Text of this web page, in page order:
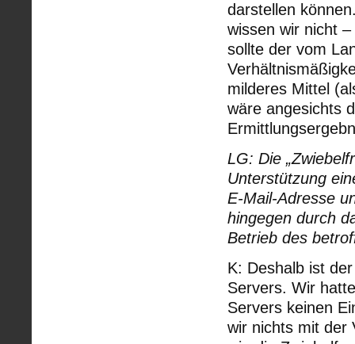
darstellen
wissen wir nicht
sollte der vom
milderes Mittel
wäre angesichts
LG: Die
Unterstützung
E-Mail-Adresse
hingegen durch
Betrieb des
K: Deshalb ist
Servers. Wir
Servers keinen
wir nichts mit der